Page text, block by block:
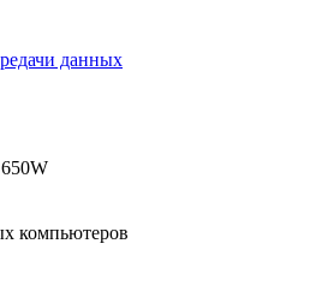
данных
компьютеров